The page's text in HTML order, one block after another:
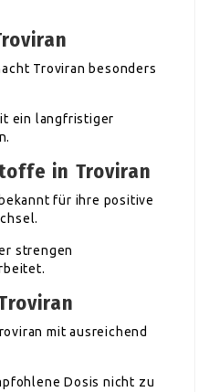
Troviran besonders
ein langfristiger
in Troviran
für ihre positive
strengen
mit ausreichend
Dosis nicht zu